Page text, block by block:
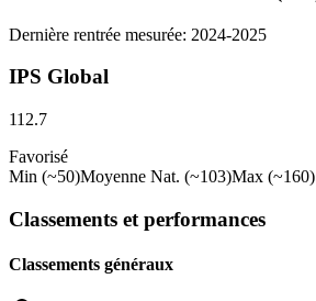
Dernière rentrée mesurée: 2024-2025
IPS Global
112.7
Favorisé
Min (~50)Moyenne Nat. (~103)Max (~160)
Classements et performances
Classements généraux